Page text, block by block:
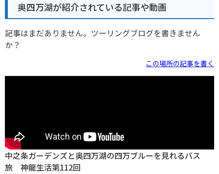
奥四万湖が紹介されている記事や動画
記事はまだありません。ツーリングブログを書きません
か？
この場所の記事を書く
中之条ガーデンズと奥四万湖の四万ブルーを見れるバス
旅 神龍生活第112回